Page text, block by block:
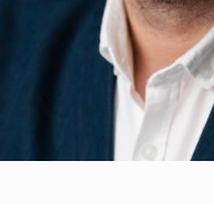
LANGUAGE
Craiului 2026, fueled by
BoldMind si echipa de
AL CINCILEA